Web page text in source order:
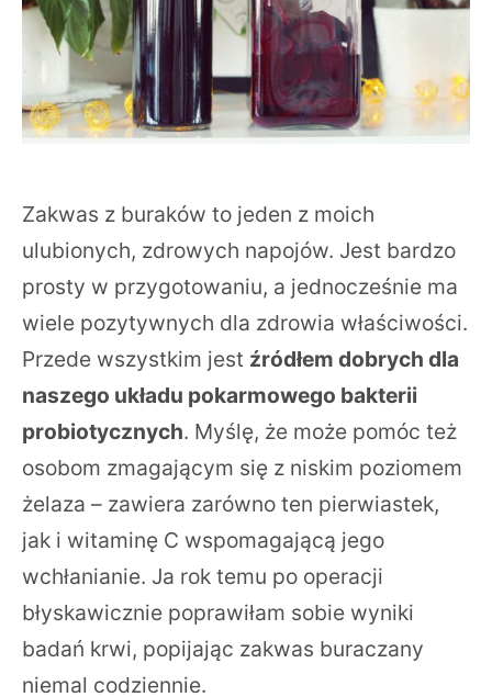
Zakwas z buraków to jeden z moich
ulubionych, zdrowych napojów. Jest bardzo
prosty w przygotowaniu, a jednocześnie ma
wiele pozytywnych dla zdrowia właściwości.
Przede wszystkim jest źródłem dobrych dla
naszego układu pokarmowego bakterii
probiotycznych. Myślę, że może pomóc też
osobom zmagającym się z niskim poziomem
żelaza – zawiera zarówno ten pierwiastek,
jak i witaminę C wspomagającą jego
wchłanianie. Ja rok temu po operacji
błyskawicznie poprawiłam sobie wyniki
badań krwi, popijając zakwas buraczany
niemal codziennie.